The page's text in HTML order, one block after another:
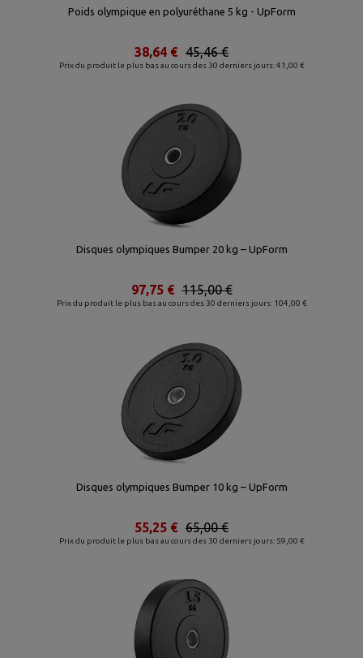
Poids olympique en polyuréthane 5 kg - UpForm
Prix du produit le plus bas au cours des 30 derniers jours: 41,00 €
45,46 €
38,64 €
Disques olympiques Bumper 20 kg – UpForm
Prix du produit le plus bas au cours des 30 derniers jours: 104,00 €
115,00 €
97,75 €
Disques olympiques Bumper 10 kg – UpForm
Prix du produit le plus bas au cours des 30 derniers jours: 59,00 €
65,00 €
55,25 €